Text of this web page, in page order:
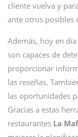
cliente vuelva y
ante otros posibles
Además, hoy en día
son capaces de
proporcionar
las reseñas.
las oportunidades
Gracias a estas
restaurantes La